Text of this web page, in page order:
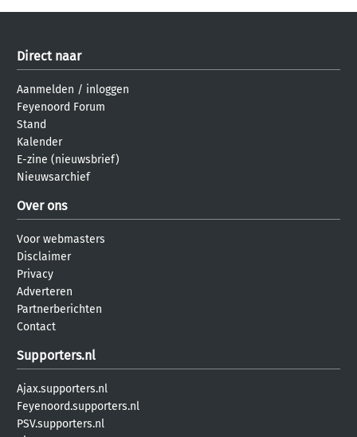
Direct naar
Aanmelden / inloggen
Feyenoord Forum
Stand
Kalender
E-zine (nieuwsbrief)
Nieuwsarchief
Over ons
Voor webmasters
Disclaimer
Privacy
Adverteren
Partnerberichten
Contact
Supporters.nl
Ajax.supporters.nl
Feyenoord.supporters.nl
PSV.supporters.nl